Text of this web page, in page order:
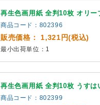
再生色画用紙 全判10枚 オリー
商品コード：802396
販売価格： 1,321円(税込)
最小出荷単位：1
再生色画用紙 全判10枚 うすは
商品コード：802399